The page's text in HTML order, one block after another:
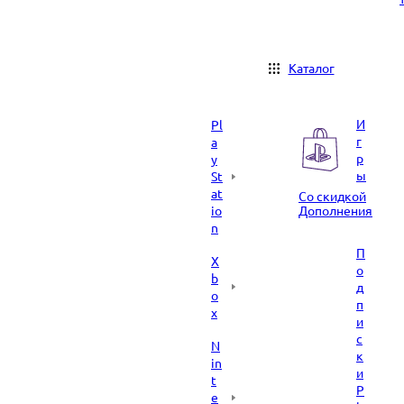
Каталог
Pl
a
y
St
at
io
n
X
b
o
x
N
in
t
e
И
г
р
ы
Со скидкой
Дополнения
П
о
д
п
и
с
к
и
P